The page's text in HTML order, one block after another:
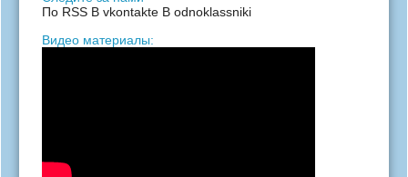
По RSS В vkontakte В odnoklassniki
Видео материалы: